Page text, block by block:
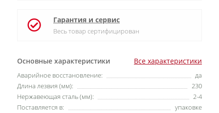
Основные характеристики Все характеристики
Аварийное восстановление:
да
Длина лезвия (мм):
230
Нержавеющая сталь (мм):
2-4
Поставляется в:
упаковке
Гарантия и сервис
Весь товар сертифицирован